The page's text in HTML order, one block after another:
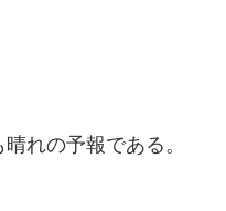
れの予報である。